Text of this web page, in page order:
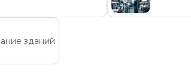
зданий